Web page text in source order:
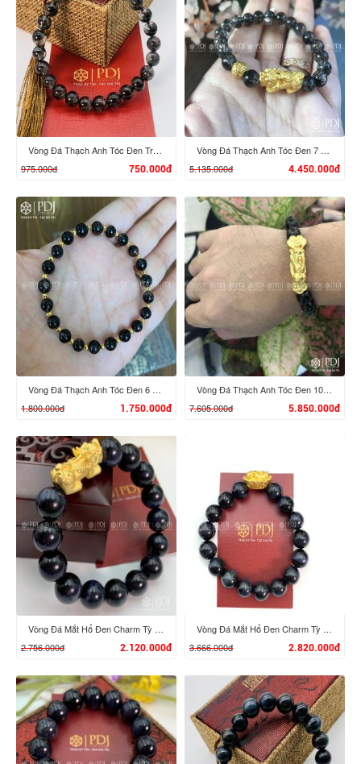
XEM CHI TIẾT XEM CHI TIẾT
XEM CHI TIẾT
Vòng Đá Thạch Anh Tóc Đen Trong
975.000đ
750.000đ
XEM CHI TIẾT
Vòng Đá Thạch Anh Tóc Đen 7 Ly Charm Tỳ Hưu 24K
5.135.000đ
4.450.000đ
XEM CHI TIẾT
Vòng Đá Thạch Anh Tóc Đen 6 Ly Vàng 10K
1.800.000đ
1.750.000đ
XEM CHI TIẾT
Vòng Đá Thạch Anh Tóc Đen 10 Ly Charm Tỳ Hưu Cưỡi Gậy Như Ý 24K
7.605.000đ
5.850.000đ
Vòng Đá Mắt Hổ Đen Charm Tỳ Hưu Vàng 24K
2.756.000đ
2.120.000đ
Vòng Đá Mắt Hổ Đen Charm Tỳ Hưu Cưỡi Đĩnh Vàng 24K
3.666.000đ
2.820.000đ